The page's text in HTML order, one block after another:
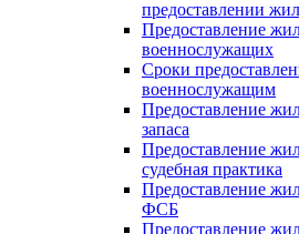
предоставлении
Предоставление
военнослужащих
Сроки
военнослужащим
Предоставление
запаса
Предоставление
судебная практика
Предоставление
ФСБ
Предоставление